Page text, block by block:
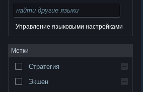
© Valve Corporation. Все права сохранены. Все
торговые марки являются собственностью
Правовая информация
Соглашение подписчика Steam
Файлы cookie
Управление языковыми настройками
Метки
Стратегия
Экшен